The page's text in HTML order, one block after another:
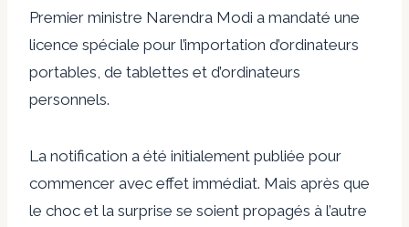
Premier ministre Narendra Modi a mandaté une
licence spéciale pour l’importation d’ordinateurs
portables, de tablettes et d’ordinateurs
personnels.
La notification a été initialement publiée pour
commencer avec effet immédiat. Mais après que
le choc et la surprise se soient propagés à l’autre